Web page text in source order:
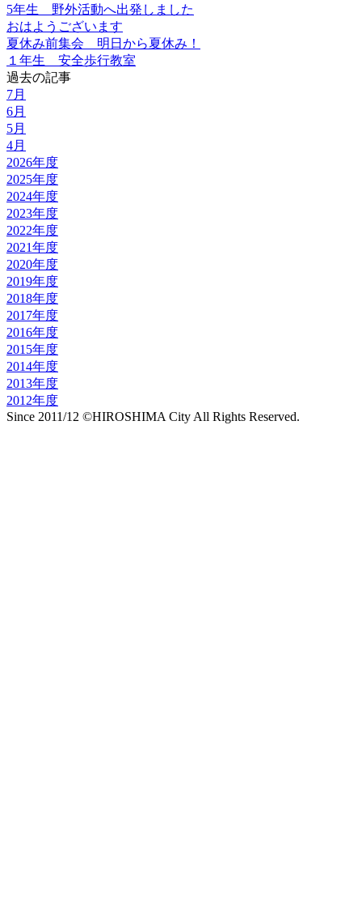
5年生 野外活動へ出発しました
おはようございます
夏休み前集会 明日から夏休み！
１年生 安全歩行教室
過去の記事
7月
6月
5月
4月
2026年度
2025年度
2024年度
2023年度
2022年度
2021年度
2020年度
2019年度
2018年度
2017年度
2016年度
2015年度
2014年度
2013年度
2012年度
Since 2011/12 ©HIROSHIMA City All Rights Reserved.